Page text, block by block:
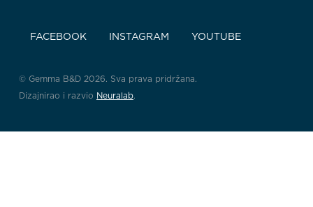
FACEBOOK INSTAGRAM YOUTUBE
© Gemma B&D 2026. Sva prava pridržana.
Dizajnirao i razvio Neuralab.